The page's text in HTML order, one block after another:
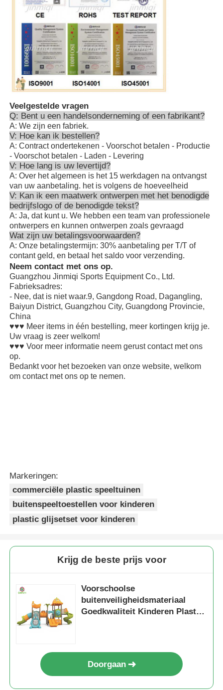
Veelgestelde vragen
Q: Bent u een handelsonderneming of een fabrikant?
A: We zijn een fabriek.
V: Hoe kan ik bestellen?
A: Contract ondertekenen - Voorschot betalen - Productie
- Voorschot betalen - Laden - Levering
V: Hoe lang is uw levertijd?
A: Over het algemeen is het 15 werkdagen na ontvangst
van uw aanbetaling. het is volgens de hoeveelheid
V: Kan ik een maatwerk ontwerpen met het benodigde
bedrijfslogo of de benodigde tekst?
A: Ja, dat kunt u. We hebben een team van professionele
ontwerpers en kunnen ontwerpen zoals gevraagd
Wat zijn uw betalingsvoorwaarden?
A: Onze betalingstermijn: 30% aanbetaling per T/T of
contant geld, en betaal het saldo voor verzending.
Neem contact met ons op.
Guangzhou Jinmiqi Sports Equipment Co., Ltd.
Fabrieksadres:
- Nee, dat is niet waar.9, Gangdong Road, Dagangling,
Baiyun District, Guangzhou City, Guangdong Provincie,
China
♥♥♥ Meer items in één bestelling, meer kortingen krijg je.
Uw vraag is zeer welkom!
♥♥♥ Voor meer informatie neem gerust contact met ons
op.
Bedankt voor het bezoeken van onze website, welkom
om contact met ons op te nemen.
Markeringen:
commerciële plastic speeltuinen
buitenspeeltoestellen voor kinderen
plastic glijsetset voor kinderen
Krijg de beste prijs voor
Voorschoolse
buitenveiligheidsmateriaal
Goedkwaliteit Kinderen Plastic
Doorgaan